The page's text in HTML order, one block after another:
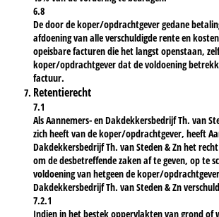
6.8
De door de koper/opdrachtgever gedane
afdoening van alle verschuldigde rente en
opeisbare facturen die het langst openstaan,
koper/opdrachtgever dat de voldoening
factuur.
Retentierecht
7.1
Als Aannemers- en Dakdekkersbedrijf Th. van
zich heeft van de koper/opdrachtgever, heeft
Dakdekkersbedrijf Th. van Steden & Zn het
om de desbetreffende zaken af te geven, op te
voldoening van hetgeen de koper/
Dakdekkersbedrijf Th. van Steden & Zn
7.2.1
Indien in het bestek oppervlakten van grond